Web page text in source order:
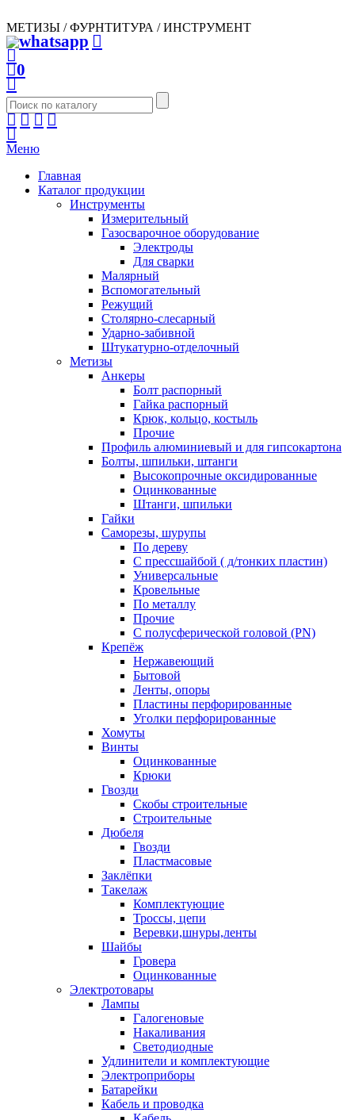
МЕТИЗЫ / ФУРНТИТУРА / ИНСТРУМЕНТ
0
Меню
Главная
Каталог продукции
Инструменты
Измерительный
Газосварочное оборудование
Электроды
Для сварки
Малярный
Вспомогательный
Режущий
Столярно-слесарный
Ударно-забивной
Штукатурно-отделочный
Метизы
Анкеры
Болт распорный
Гайка распорный
Крюк, кольцо, костыль
Прочие
Профиль алюминиевый и для гипсокартона
Болты, шпильки, штанги
Высокопрочные оксидированные
Оцинкованные
Штанги, шпильки
Гайки
Саморезы, шурупы
По дереву
С прессшайбой ( д/тонких пластин)
Универсальные
Кровельные
По металлу
Прочие
С полусферической головой (PN)
Крепёж
Нержавеющий
Бытовой
Ленты, опоры
Пластины перфорированные
Уголки перфорированные
Хомуты
Винты
Оцинкованные
Крюки
Гвозди
Скобы строительные
Строительные
Дюбеля
Гвозди
Пластмасовые
Заклёпки
Такелаж
Комплектующие
Троссы, цепи
Веревки,шнуры,ленты
Шайбы
Гровера
Оцинкованные
Электротовары
Лампы
Галогеновые
Накаливания
Светодиодные
Удлинители и комплектующие
Электроприборы
Батарейки
Кабель и проводка